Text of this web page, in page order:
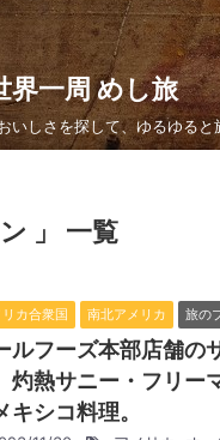
界一周 めし旅
いしさを探して、ゆるゆると
」 一覧
リカ合衆国 南北アメリカ 旅の
ルフーズ本部店舗の
灼熱サニー・フリー
キシコ料理。